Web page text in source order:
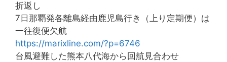
折返し
7日那覇発各離島経由鹿児島行き（上り定期便）は
一往復便欠航
https://marixline.com/?p=6746
台風避難した熊本八代海から回航見合わせ